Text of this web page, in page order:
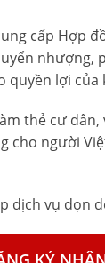
cấp Hợp
nhượng,
quyền lợi của
thẻ cư
cho người
dịch vụ dọn